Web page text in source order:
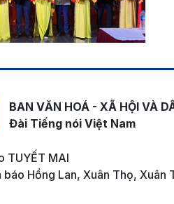
BAN VĂN HOÁ - XÃ HỘI VÀ
Đài Tiếng nói Việt Nam
TUYẾT MAI
Hồng Lan, Xuân Thọ, Xuân